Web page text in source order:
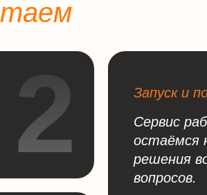
таем
2
Запуск и
Сервис
остаёмся
решения
вопросов.